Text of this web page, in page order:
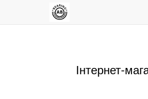
Інтернет-